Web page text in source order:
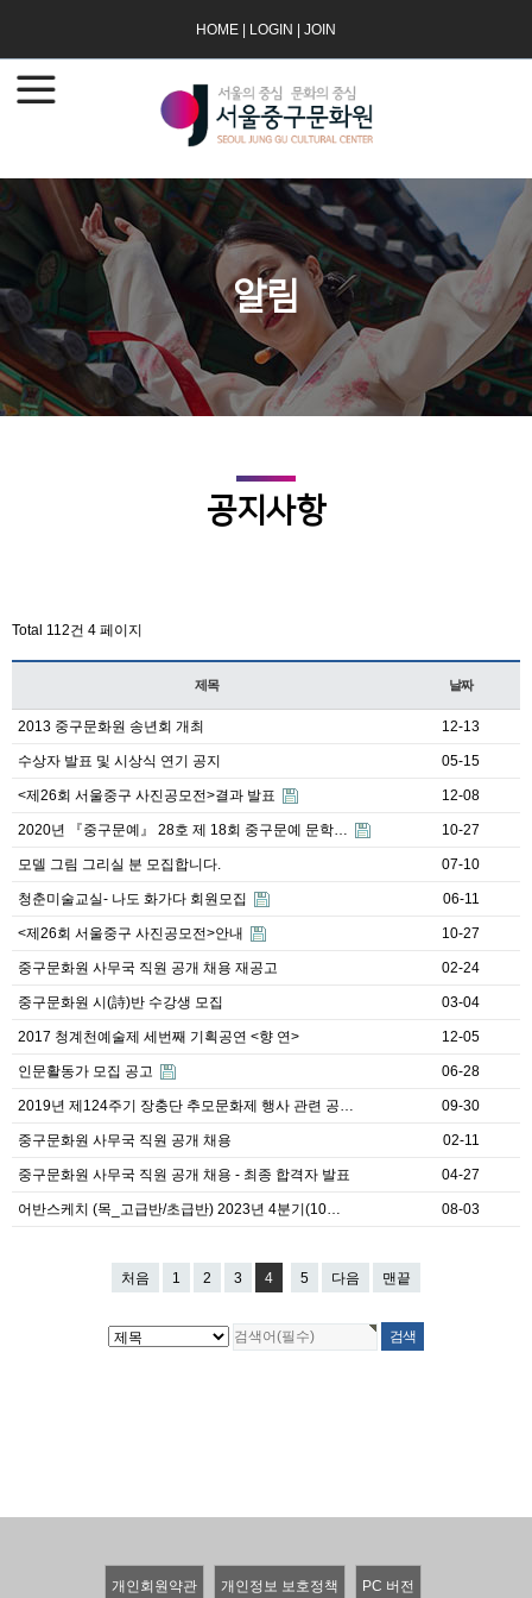
HOME LOGIN JOIN
알림
공지사항
Total 112건 4 페이지
제목 날짜
2013 중구문화원 송년회 개최 12-13
수상자 발표 및 시상식 연기 공지 05-15
<제26회 서울중구 사진공모전>결과 발표 12-08
2020년 『중구문예』 28호 제 18회 중구문예 문학… 10-27
모델 그림 그리실 분 모집합니다. 07-10
청춘미술교실- 나도 화가다 회원모집 06-11
<제26회 서울중구 사진공모전>안내 10-27
중구문화원 사무국 직원 공개 채용 재공고 02-24
중구문화원 시(詩)반 수강생 모집 03-04
2017 청계천예술제 세번째 기획공연 <향 연> 12-05
인문활동가 모집 공고 06-28
2019년 제124주기 장충단 추모문화제 행사 관련 공… 09-30
중구문화원 사무국 직원 공개 채용 02-11
중구문화원 사무국 직원 공개 채용 - 최종 합격자 발표 04-27
어반스케치 (목_고급반/초급반) 2023년 4분기(10… 08-03
처음 1 2 3 4 5 다음 맨끝
개인회원약관 개인정보 보호정책 PC 버전